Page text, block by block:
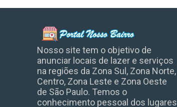
Nosso site tem o objetivo de
anunciar locais de lazer e serviços
na regiões da Zona Sul, Zona Norte,
Centro, Zona Leste e Zona Oeste
de São Paulo. Temos o
conhecimento pessoal dos lugares